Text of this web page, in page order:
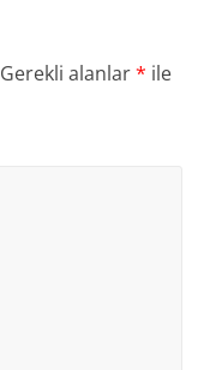
Gerekli alanlar* ile